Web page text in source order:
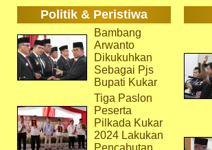
Politik & Peristiwa
Bambang
Arwanto
Dikukuhkan
Sebagai Pjs
Bupati Kukar
Tiga Paslon
Peserta
Pilkada Kukar
2024 Lakukan
Pencabutan